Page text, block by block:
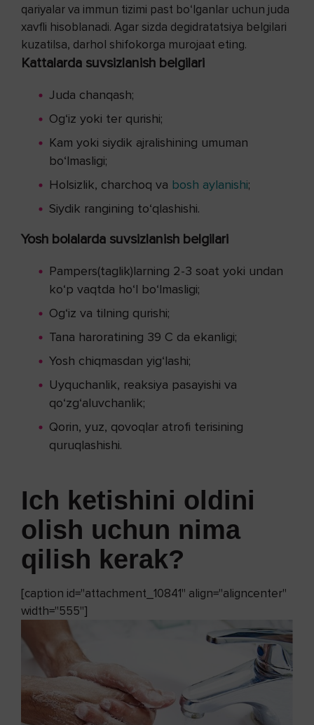
qariyalar va immun tizimi past bo‘lganlar uchun juda
xavfli hisoblanadi. Agar sizda degidratatsiya belgilari
kuzatilsa, darhol shifokorga murojaat eting.
Kattalarda suvsizlanish belgilari
Juda chanqash;
Og‘iz yoki ter qurishi;
Kam yoki siydik ajralishining umuman
bo‘lmasligi;
Holsizlik, charchoq va bosh aylanishi;
Siydik rangining to‘qlashishi.
Yosh bolalarda suvsizlanish belgilari
Pampers(taglik)larning 2-3 soat yoki undan
ko‘p vaqtda ho‘l bo‘lmasligi;
Og‘iz va tilning qurishi;
Tana haroratining 39 C da ekanligi;
Yosh chiqmasdan yig‘lashi;
Uyquchanlik, reaksiya pasayishi va
qo‘zg‘aluvchanlik;
Qorin, yuz, qovoqlar atrofi terisining
quruqlashishi.
Ich ketishini oldini
olish uchun nima
qilish kerak?
[caption id="attachment_10841" align="aligncenter"
width="555"]